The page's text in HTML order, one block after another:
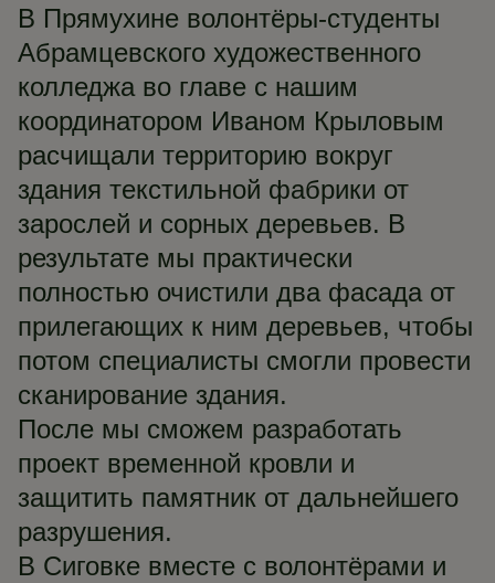
В Прямухине волонтёры-студенты
Абрамцевского художественного
колледжа во главе с нашим
координатором Иваном Крыловым
расчищали территорию вокруг
здания текстильной фабрики от
зарослей и сорных деревьев. В
результате мы практически
полностью очистили два фасада от
прилегающих к ним деревьев, чтобы
потом специалисты смогли провести
сканирование здания.
После мы сможем разработать
проект временной кровли и
защитить памятник от дальнейшего
разрушения.
В Сиговке вместе с волонтёрами и